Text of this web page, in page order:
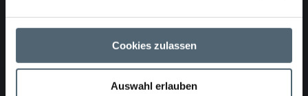
Cookies zulassen
Auswahl erlauben
3 piece variable IR sensors for recording the laminate